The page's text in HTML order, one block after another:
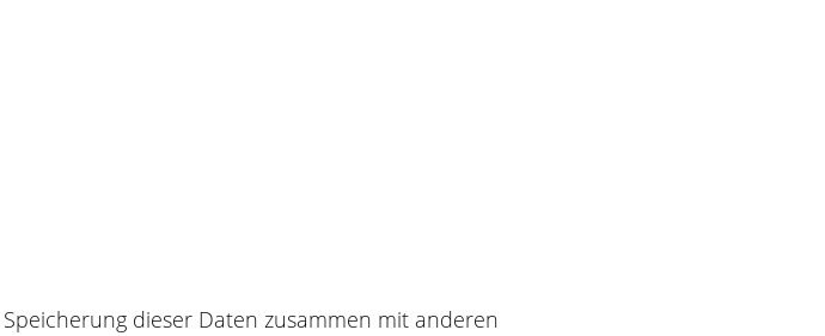
dieser Daten zusammen mit anderen